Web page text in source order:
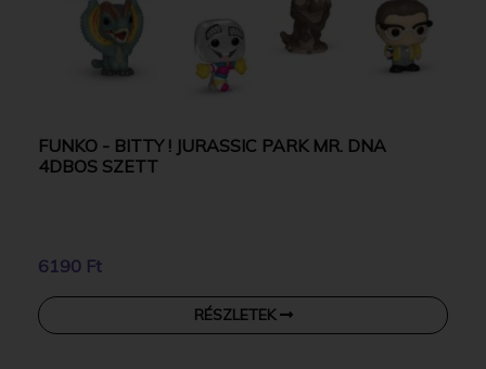
FUNKO - BITTY ! JURASSIC PARK MR. DNA
4DBOS SZETT
6190 Ft
RÉSZLETEK